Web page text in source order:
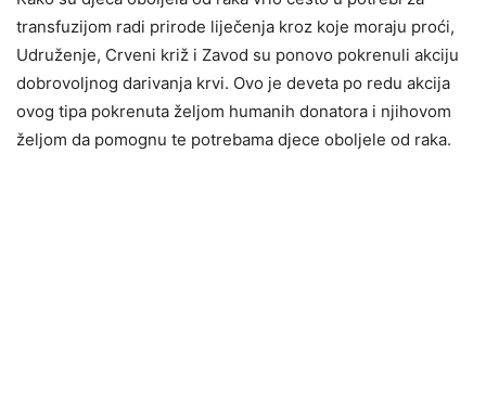
transfuzijom radi prirode liječenja kroz koje moraju proći,
Udruženje, Crveni križ i Zavod su ponovo pokrenuli akciju
dobrovoljnog darivanja krvi. Ovo je deveta po redu akcija
ovog tipa pokrenuta željom humanih donatora i njihovom
željom da pomognu te potrebama djece oboljele od raka.